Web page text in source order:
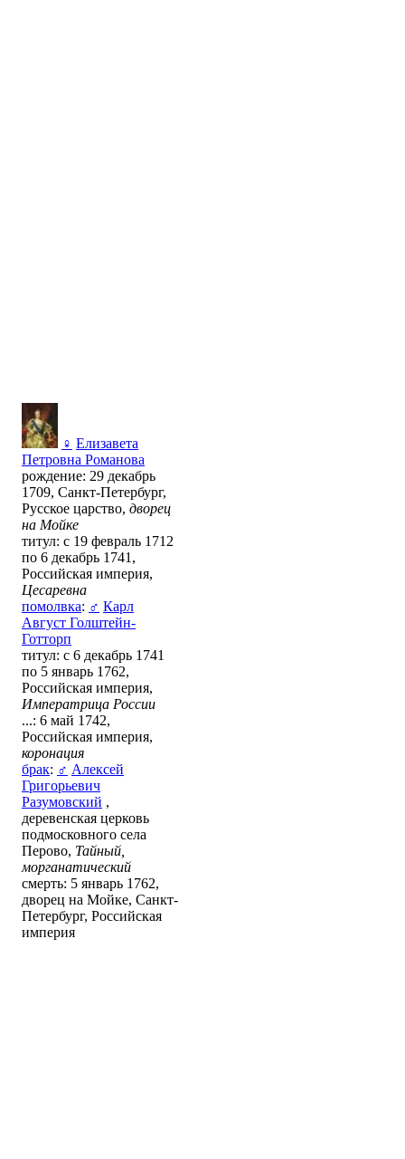
♀ Елизавета
Петровна Романова
рождение: 29 декабрь
1709, Санкт-Петербург,
Русское царство, дворец
на Мойке
титул: с 19 февраль 1712
по 6 декабрь 1741,
Российская империя,
Цесаревна
помолвка: ♂ Карл
Август Голштейн-
Готторп
титул: с 6 декабрь 1741
по 5 январь 1762,
Российская империя,
Императрица России
...: 6 май 1742,
Российская империя,
коронация
брак: ♂ Алексей
Григорьевич
Разумовский ,
деревенская церковь
подмосковного села
Перово, Тайный,
морганатический
смерть: 5 январь 1762,
дворец на Мойке, Санкт-
Петербург, Российская
империя